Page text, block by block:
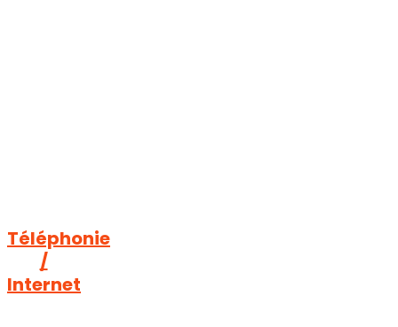
Téléphonie
/
Internet